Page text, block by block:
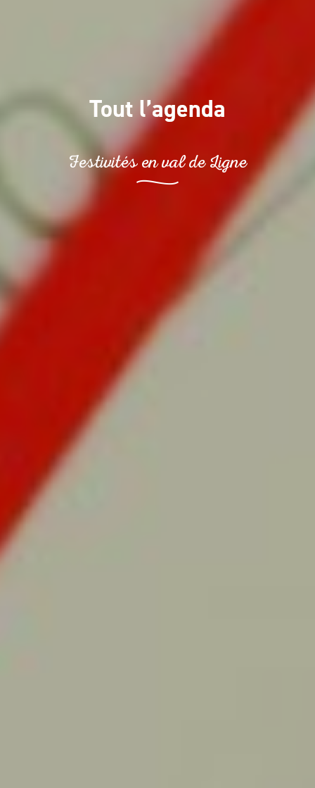
Tout l’agenda
Festivités en val de Ligne